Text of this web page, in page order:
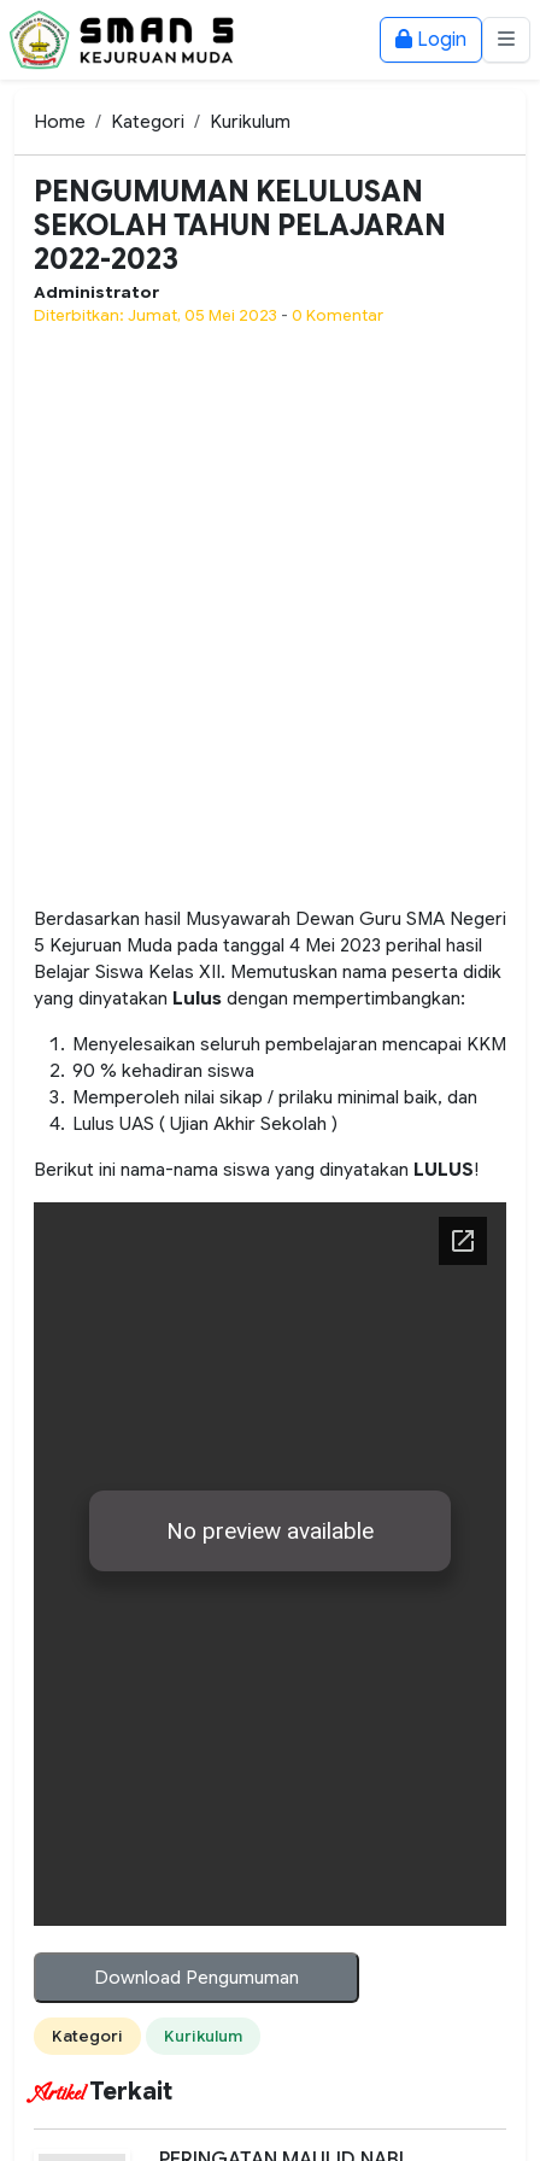
Login
Home Kategori Kurikulum
PENGUMUMAN KELULUSAN
SEKOLAH TAHUN PELAJARAN
2022-2023
Administrator
Diterbitkan: Jumat, 05 Mei 2023 - 0 Komentar
Berdasarkan hasil Musyawarah Dewan Guru SMA Negeri
5 Kejuruan Muda pada tanggal 4 Mei 2023 perihal hasil
Belajar Siswa Kelas XII. Memutuskan nama peserta didik
yang dinyatakan Lulus dengan mempertimbangkan:
Menyelesaikan seluruh pembelajaran mencapai KKM
90 % kehadiran siswa
Memperoleh nilai sikap / prilaku minimal baik, dan
Lulus UAS ( Ujian Akhir Sekolah )
Berikut ini nama-nama siswa yang dinyatakan LULUS!
Download Pengumuman
Kategori Kurikulum
ArtikelTerkait